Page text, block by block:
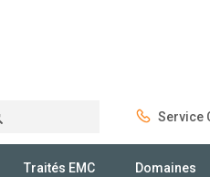
Service
Traités EMC Domaines